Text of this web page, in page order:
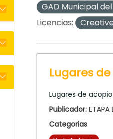
GAD Municipal
Licencias:
Lugares
Lugares de
Publicador: ETAPA
Categorias